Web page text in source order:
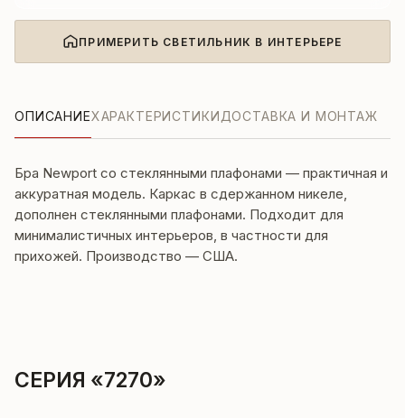
ПРИМЕРИТЬ СВЕТИЛЬНИК В ИНТЕРЬЕРЕ
ОПИСАНИЕХАРАКТЕРИСТИКИДОСТАВКА И МОНТАЖ
Бра Newport со стеклянными плафонами — практичная и
аккуратная модель. Каркас в сдержанном никеле,
дополнен стеклянными плафонами. Подходит для
минималистичных интерьеров, в частности для
прихожей. Производство — США.
СЕРИЯ «7270»